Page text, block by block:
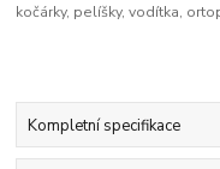
kočárky, pelíšky, vodítka,
Kompletní specifikace